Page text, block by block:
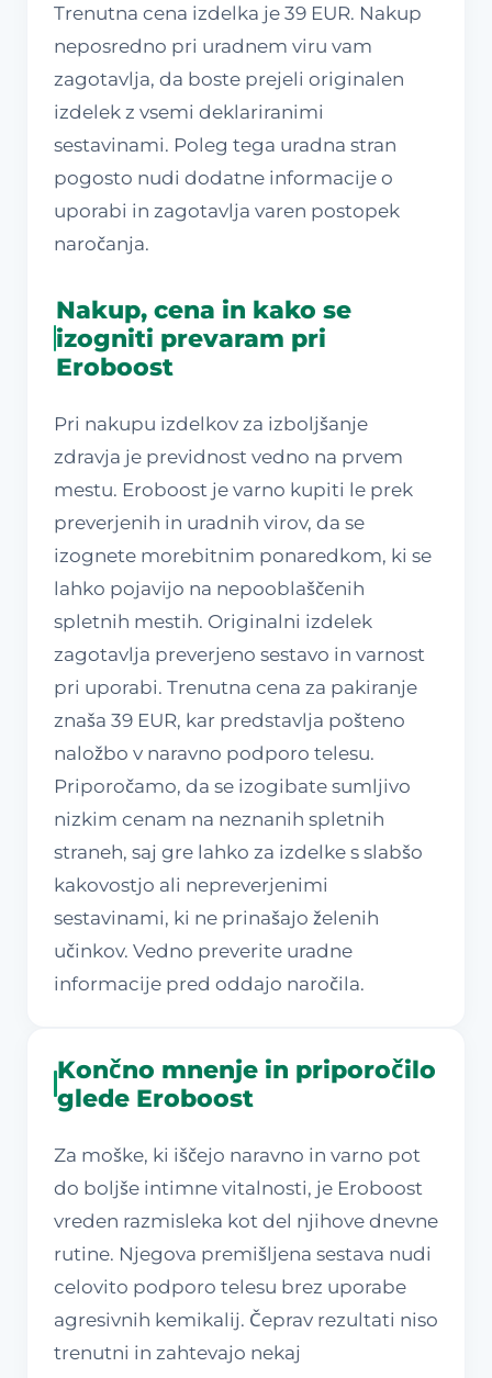
Trenutna cena izdelka je 39 EUR. Nakup
neposredno pri uradnem viru vam
zagotavlja, da boste prejeli originalen
izdelek z vsemi deklariranimi
sestavinami. Poleg tega uradna stran
pogosto nudi dodatne informacije o
uporabi in zagotavlja varen postopek
naročanja.
Nakup, cena in kako se
izogniti prevaram pri
Eroboost
Pri nakupu izdelkov za izboljšanje
zdravja je previdnost vedno na prvem
mestu. Eroboost je varno kupiti le prek
preverjenih in uradnih virov, da se
izognete morebitnim ponaredkom, ki se
lahko pojavijo na nepooblaščenih
spletnih mestih. Originalni izdelek
zagotavlja preverjeno sestavo in varnost
pri uporabi. Trenutna cena za pakiranje
znaša 39 EUR, kar predstavlja pošteno
naložbo v naravno podporo telesu.
Priporočamo, da se izogibate sumljivo
nizkim cenam na neznanih spletnih
straneh, saj gre lahko za izdelke s slabšo
kakovostjo ali nepreverjenimi
sestavinami, ki ne prinašajo želenih
učinkov. Vedno preverite uradne
informacije pred oddajo naročila.
Končno mnenje in priporočilo
glede Eroboost
Za moške, ki iščejo naravno in varno pot
do boljše intimne vitalnosti, je Eroboost
vreden razmisleka kot del njihove dnevne
rutine. Njegova premišljena sestava nudi
celovito podporo telesu brez uporabe
agresivnih kemikalij. Čeprav rezultati niso
trenutni in zahtevajo nekaj